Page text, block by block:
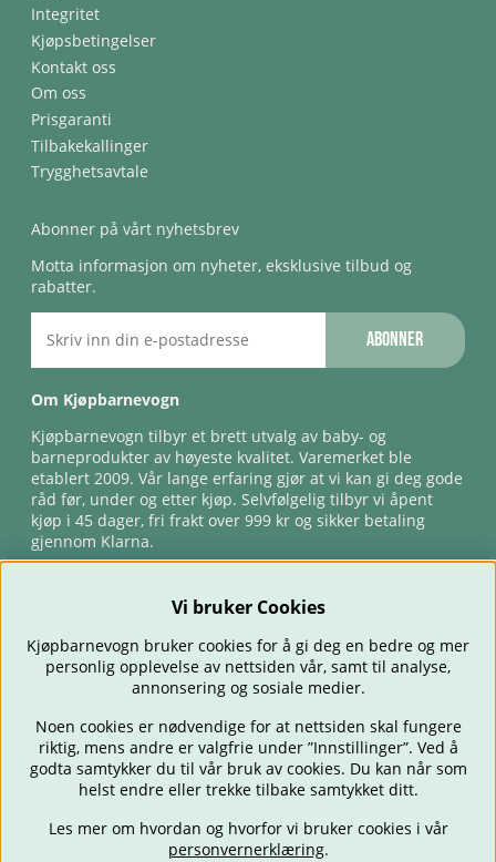
Integritet
Kjøpsbetingelser
Kontakt oss
Om oss
Prisgaranti
Tilbakekallinger
Trygghetsavtale
Abonner på vårt nyhetsbrev
Motta informasjon om nyheter, eksklusive tilbud og
rabatter.
Abonner
Om Kjøpbarnevogn
Kjøpbarnevogn tilbyr et brett utvalg av baby- og
barneprodukter av høyeste kvalitet. Varemerket ble
etablert 2009. Vår lange erfaring gjør at vi kan gi deg gode
råd før, under og etter kjøp. Selvfølgelig tilbyr vi åpent
kjøp i 45 dager, fri frakt over 999 kr og sikker betaling
gjennom Klarna.
BARNEVOGNER BILSTOLER BABY SPISE & MATE
REISE
FORELDRE
BARNEROMMET LEKER TILBUD
OUTLET
GAVETIPS
Vi bruker Cookies
Kjøpbarnevogn bruker cookies for å gi deg en bedre og mer
personlig opplevelse av nettsiden vår, samt til analyse,
annonsering og sosiale medier.
Noen cookies er nødvendige for at nettsiden skal fungere
riktig, mens andre er valgfrie under ”Innstillinger”. Ved å
godta samtykker du til vår bruk av cookies. Du kan når som
helst endre eller trekke tilbake samtykket ditt.
Les mer om hvordan og hvorfor vi bruker cookies i vår
personvernerklæring.